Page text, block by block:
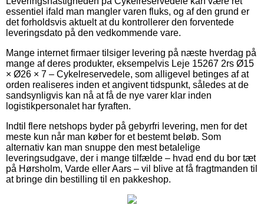
essentiel ifald man mangler varen fluks, og af den grund er
det forholdsvis aktuelt at du kontrollerer den forventede
leveringsdato på den vedkommende vare.
Mange internet firmaer tilsiger levering på næste hverdag på
mange af deres produkter, eksempelvis Leje 15267 2rs Ø15
× Ø26 × 7 – Cykelreservedele, som alligevel betinges af at
orden realiseres inden et angivent tidspunkt, således at de
sandsynligvis kan nå at få de nye varer klar inden
logistikpersonalet har fyraften.
Indtil flere netshops byder på gebyrfri levering, men for det
meste kun når man køber for et bestemt beløb. Som
alternativ kan man snuppe den mest betalelige
leveringsudgave, der i mange tilfælde – hvad end du bor tæt
på Hørsholm, Varde eller Aars – vil blive at få fragtmanden til
at bringe din bestilling til en pakkeshop.